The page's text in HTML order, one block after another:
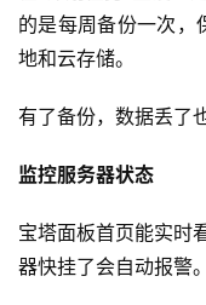
的是每周备份一次，
地和云存储。
有了备份，数据丢了
监控服务器状态
宝塔面板首页能实时
器快挂了会自动报警。